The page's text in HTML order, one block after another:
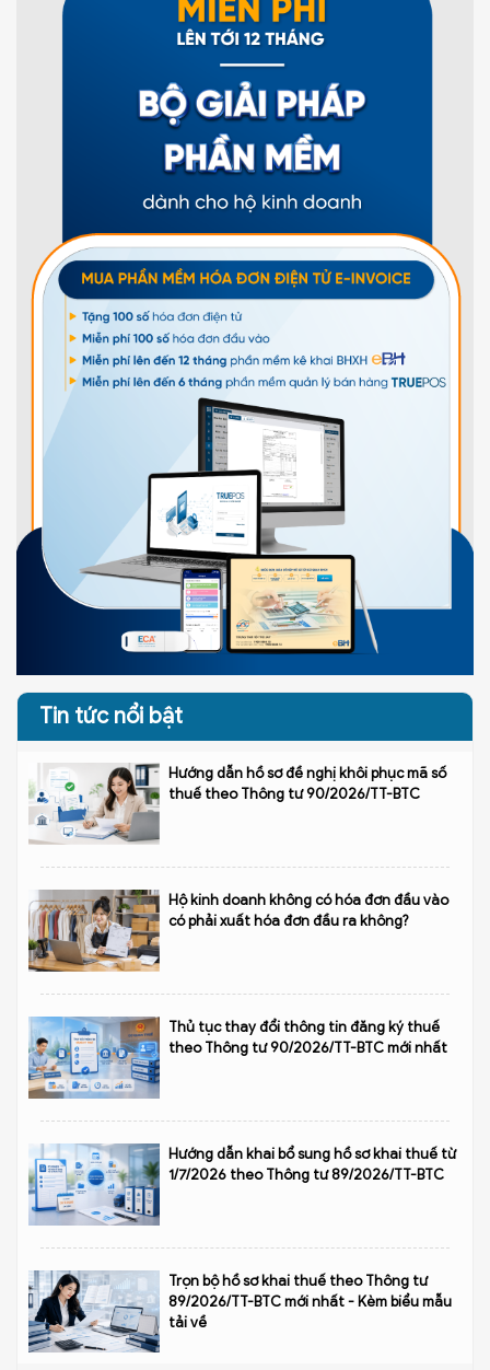
Tin tức nổi bật
Hướng dẫn hồ sơ đề nghị khôi phục mã số
thuế theo Thông tư 90/2026/TT-BTC
Hộ kinh doanh không có hóa đơn đầu vào
có phải xuất hóa đơn đầu ra không?
Thủ tục thay đổi thông tin đăng ký thuế
theo Thông tư 90/2026/TT-BTC mới nhất
Hướng dẫn khai bổ sung hồ sơ khai thuế từ
1/7/2026 theo Thông tư 89/2026/TT-BTC
Trọn bộ hồ sơ khai thuế theo Thông tư
89/2026/TT-BTC mới nhất - Kèm biểu mẫu
tải về